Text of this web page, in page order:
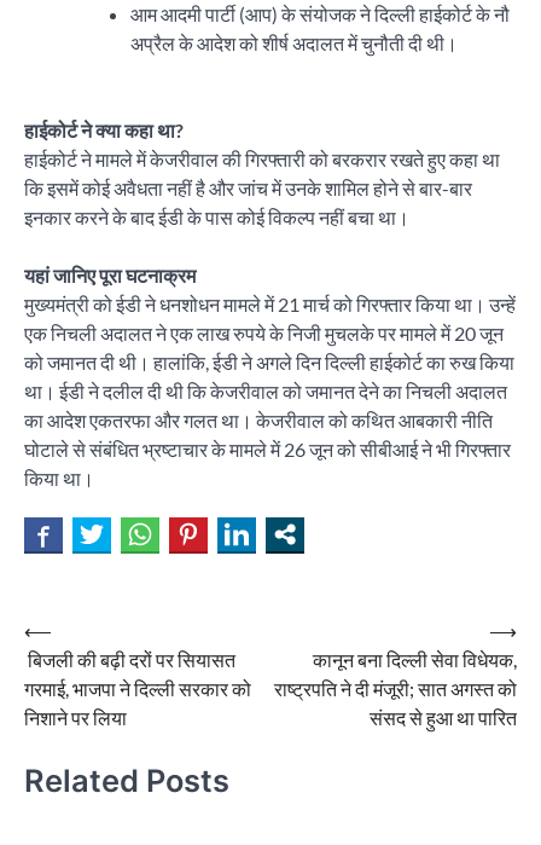
आम आदमी पार्टी (आप) के संयोजक ने दिल्ली हाईकोर्ट के नौ
अप्रैल के आदेश को शीर्ष अदालत में चुनौती दी थी।
हाईकोर्ट ने क्या कहा था?
हाईकोर्ट ने मामले में केजरीवाल की गिरफ्तारी को बरकरार रखते हुए कहा था
कि इसमें कोई अवैधता नहीं है और जांच में उनके शामिल होने से बार-बार
इनकार करने के बाद ईडी के पास कोई विकल्प नहीं बचा था।
यहां जानिए पूरा घटनाक्रम
मुख्यमंत्री को ईडी ने धनशोधन मामले में 21 मार्च को गिरफ्तार किया था। उन्हें
एक निचली अदालत ने एक लाख रुपये के निजी मुचलके पर मामले में 20 जून
को जमानत दी थी। हालांकि, ईडी ने अगले दिन दिल्ली हाईकोर्ट का रुख किया
था। ईडी ने दलील दी थी कि केजरीवाल को जमानत देने का निचली अदालत
का आदेश एकतरफा और गलत था। केजरीवाल को कथित आबकारी नीति
घोटाले से संबंधित भ्रष्टाचार के मामले में 26 जून को सीबीआई ने भी गिरफ्तार
किया था।
Post
navigation
⟵
बिजली की बढ़ी दरों पर सियासत
गरमाई, भाजपा ने दिल्ली सरकार को
निशाने पर लिया
कानून बना दिल्ली सेवा विधेयक,
राष्ट्रपति ने दी मंजूरी; सात अगस्त को
संसद से हुआ था पारित
⟶
Related Posts